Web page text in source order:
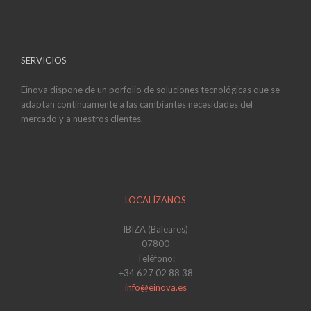
SERVICIOS
Einova dispone de un porfolio de soluciones tecnológicas que se
adaptan continuamente a las cambiantes necesidades del
mercado y a nuestros clientes.
LOCALÍZANOS
IBIZA (Baleares)
07800
Teléfono:
+34 627 02 88 38
info@einova.es